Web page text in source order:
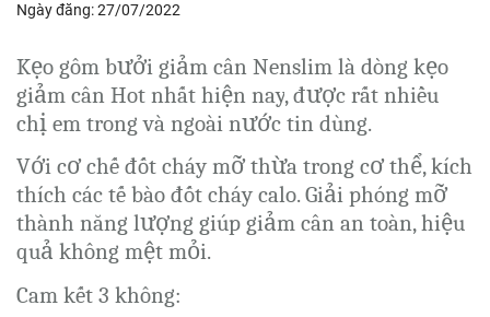
Ngày đăng:27/07/2022
Kẹo gôm bưởi giảm cân Nenslim là dòng kẹo
giảm cân Hot nhất hiện nay, được rất nhiều
chị em trong và ngoài nước tin dùng.
Với cơ chế đốt cháy mỡ thừa trong cơ thể, kích
thích các tế bào đốt cháy calo. Giải phóng mỡ
thành năng lượng giúp giảm cân an toàn, hiệu
quả không mệt mỏi.
Cam kết 3 không: